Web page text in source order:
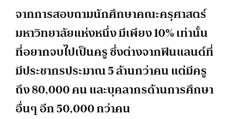
จากการสอบถามนักศึกษาคณะครุศาสตร์
มหาวิทยาลัยแห่งหนึ่ง มีเพียง 10% เท่านั้น
ที่อยากจบไปเป็นครู ซึ่งต่างจากฟินแลนด์ที่
มีประชากรประมาณ 5 ล้านกว่าคน แต่มีครู
ถึง 80,000 คน และบุคลากรด้านการศึกษา
อื่นๆ อีก 50,000 กว่าคน